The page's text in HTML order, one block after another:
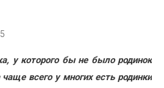
у которого бы не было родинок
всего у многих есть родинки